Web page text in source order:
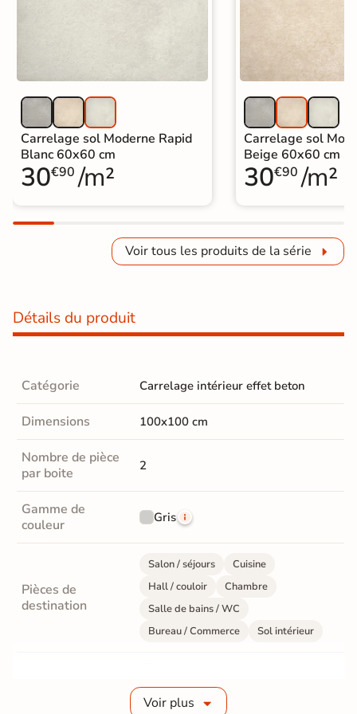
Carrelage sol Moderne Rapid
Blanc 60x60 cm
30€90 /m²
Carrelage sol
Beige 60x60 cm
30€90 /m²
Voir tous les produits de la série
Détails du produit
Catégorie Carrelage intérieur effet beton
Dimensions 100x100 cm
Nombre de pièce
par boite
2
Gamme de
couleur
Gris
Pièces de
destination
Salon / séjours
Cuisine
Hall / couloir
Chambre
Salle de bains / WC
Bureau / Commerce
Sol intérieur
10 mm
Voir plus